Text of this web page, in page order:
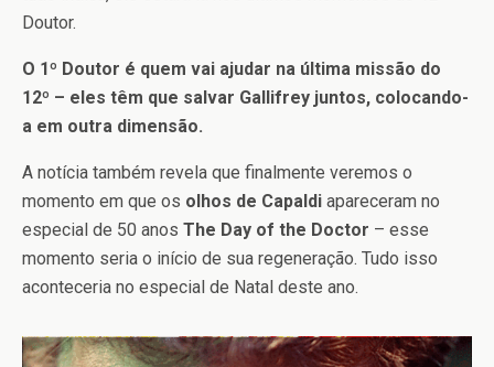
Doutor.
O 1º Doutor é quem vai ajudar na última missão do
12º – eles têm que salvar Gallifrey juntos, colocando-
a em outra dimensão.
A notícia também revela que finalmente veremos o
momento em que os olhos de Capaldi apareceram no
especial de 50 anos The Day of the Doctor – esse
momento seria o início de sua regeneração. Tudo isso
aconteceria no especial de Natal deste ano.